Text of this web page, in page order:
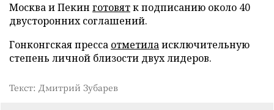
Москва и Пекин готовятк подписанию около 40
двусторонних соглашений.
Гонконгская пресса отметилаисключительную
степень личной близости двух лидеров.
Текст: Дмитрий Зубарев